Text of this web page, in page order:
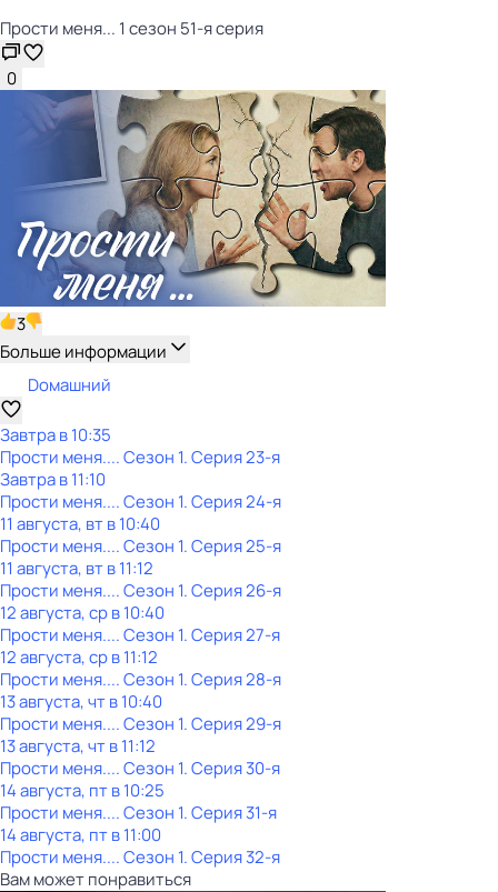
Прости меня... 1 сезон 51-я серия
0
3
Больше информации
Dомашний
Завтра в 10:35
Прости меня.... Сезон 1. Серия 23-я
Завтра в 11:10
Прости меня.... Сезон 1. Серия 24-я
11 августа, вт в 10:40
Прости меня.... Сезон 1. Серия 25-я
11 августа, вт в 11:12
Прости меня.... Сезон 1. Серия 26-я
12 августа, ср в 10:40
Прости меня.... Сезон 1. Серия 27-я
12 августа, ср в 11:12
Прости меня.... Сезон 1. Серия 28-я
13 августа, чт в 10:40
Прости меня.... Сезон 1. Серия 29-я
13 августа, чт в 11:12
Прости меня.... Сезон 1. Серия 30-я
14 августа, пт в 10:25
Прости меня.... Сезон 1. Серия 31-я
14 августа, пт в 11:00
Прости меня.... Сезон 1. Серия 32-я
Вам может понравиться